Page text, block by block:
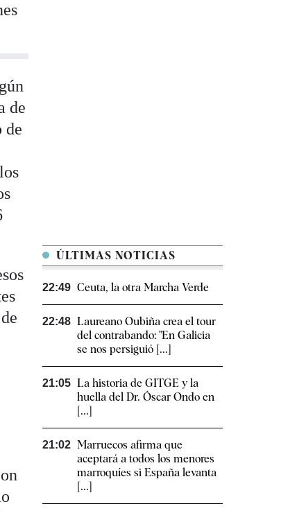
de
de
ÚLTIMAS NOTICIAS
22:49 Ceuta, la otra Marcha Verde
22:48 Laureano Oubiña crea el tour
del contrabando: "En Galicia
se nos persiguió [...]
21:05 La historia de GITGE y la
huella del Dr. Óscar Ondo en
[...]
21:02 Marruecos afirma que
aceptará a todos los menores
marroquíes si España levanta
[...]